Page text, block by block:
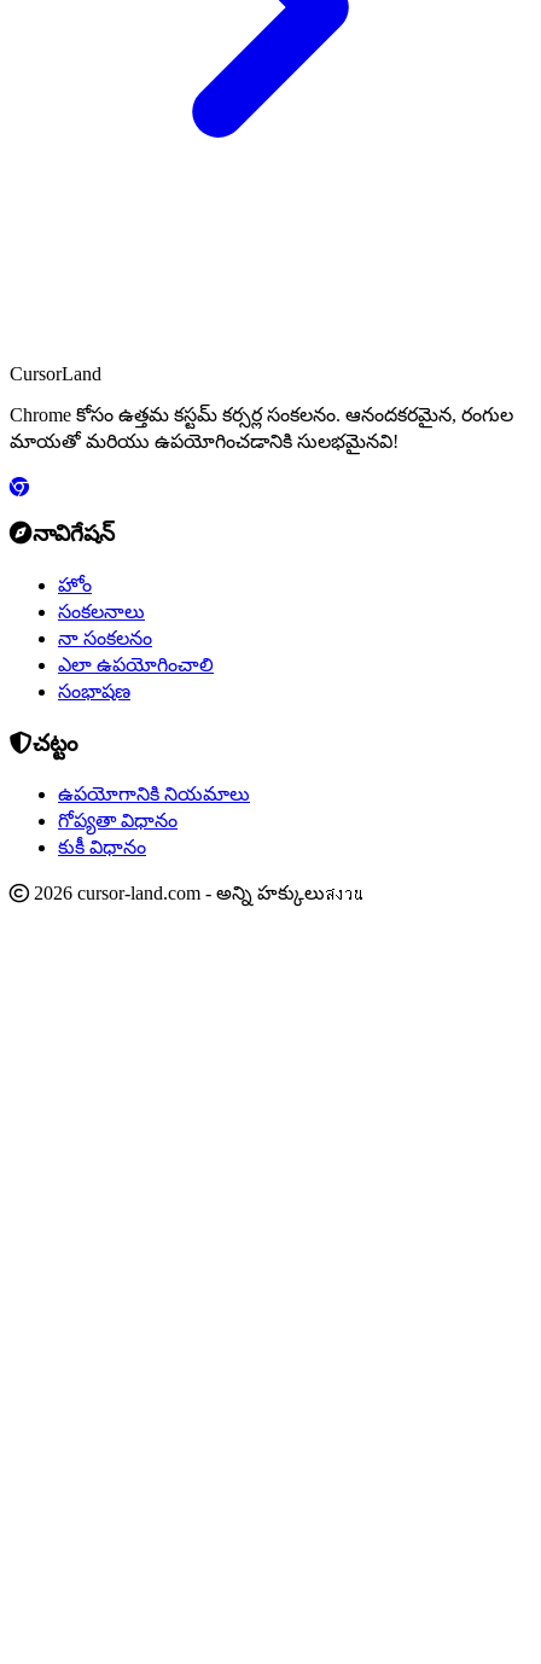
CursorLand
Chrome కోసం ఉత్తమ కస్టమ్ కర్సర్ల సంకలనం. ఆనందకరమైన, రంగుల
మాయతో మరియు ఉపయోగించడానికి సులభమైనవి!
నావిగేషన్
హోం
సంకలనాలు
నా సంకలనం
ఎలా ఉపయోగించాలి
సంభాషణ
చట్టం
ఉపయోగానికి నియమాలు
గోప్యతా విధానం
కుకీ విధానం
2026 cursor-land.com - అన్ని హక్కులుสงวน